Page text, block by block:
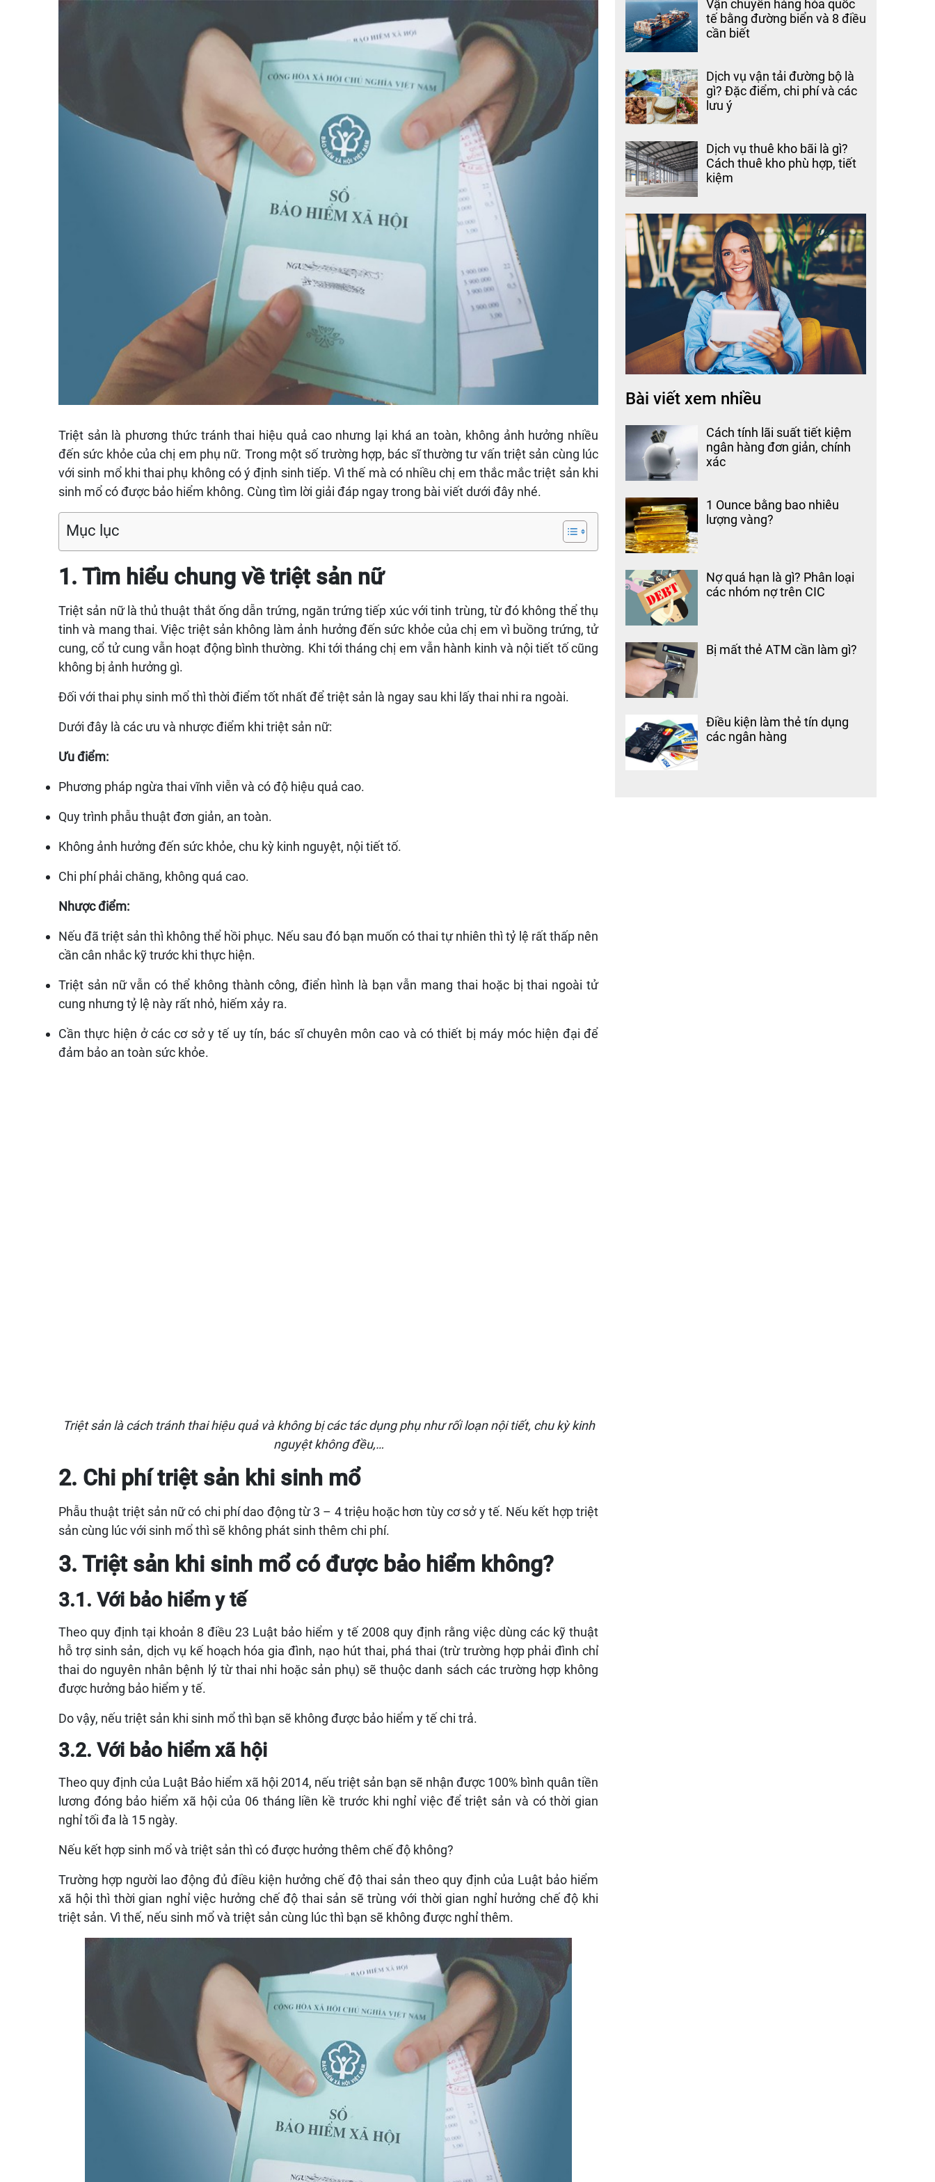
Triệt sản là phương thức tránh thai hiệu quả cao nhưng lại khá an toàn, không ảnh hưởng nhiều
đến sức khỏe của chị em phụ nữ. Trong một số trường hợp, bác sĩ thường tư vấn triệt sản cùng lúc
với sinh mổ khi thai phụ không có ý định sinh tiếp. Vì thế mà có nhiều chị em thắc mắc triệt sản khi
sinh mổ có được bảo hiểm không. Cùng tìm lời giải đáp ngay trong bài viết dưới đây nhé.
Mục lục
1. Tìm hiểu chung về triệt sản nữ
Triệt sản nữ là thủ thuật thắt ống dẫn trứng, ngăn trứng tiếp xúc với tinh trùng, từ đó không thể thụ
tinh và mang thai. Việc triệt sản không làm ảnh hưởng đến sức khỏe của chị em vì buồng trứng, tử
cung, cổ tử cung vẫn hoạt động bình thường. Khi tới tháng chị em vẫn hành kinh và nội tiết tố cũng
không bị ảnh hưởng gì.
Đối với thai phụ sinh mổ thì thời điểm tốt nhất để triệt sản là ngay sau khi lấy thai nhi ra ngoài.
Dưới đây là các ưu và nhược điểm khi triệt sản nữ:
Ưu điểm:
Phương pháp ngừa thai vĩnh viễn và có độ hiệu quả cao.
Quy trình phẫu thuật đơn giản, an toàn.
Không ảnh hưởng đến sức khỏe, chu kỳ kinh nguyệt, nội tiết tố.
Chi phí phải chăng, không quá cao.
Nhược điểm:
Nếu đã triệt sản thì không thể hồi phục. Nếu sau đó bạn muốn có thai tự nhiên thì tỷ lệ rất thấp nên
cần cân nhắc kỹ trước khi thực hiện.
Triệt sản nữ vẫn có thể không thành công, điển hình là bạn vẫn mang thai hoặc bị thai ngoài tử
cung nhưng tỷ lệ này rất nhỏ, hiếm xảy ra.
Cần thực hiện ở các cơ sở y tế uy tín, bác sĩ chuyên môn cao và có thiết bị máy móc hiện đại để
đảm bảo an toàn sức khỏe.
Triệt sản là cách tránh thai hiệu quả và không bị các tác dụng phụ như rối loạn nội tiết, chu kỳ kinh
nguyệt không đều,…
2. Chi phí triệt sản khi sinh mổ
Phẫu thuật triệt sản nữ có chi phí dao động từ 3 – 4 triệu hoặc hơn tùy cơ sở y tế. Nếu kết hợp triệt
sản cùng lúc với sinh mổ thì sẽ không phát sinh thêm chi phí.
3. Triệt sản khi sinh mổ có được bảo hiểm không?
3.1. Với bảo hiểm y tế
Theo quy định tại khoản 8 điều 23 Luật bảo hiểm y tế 2008 quy định rằng việc dùng các kỹ thuật
hỗ trợ sinh sản, dịch vụ kế hoạch hóa gia đình, nạo hút thai, phá thai (trừ trường hợp phải đình chỉ
thai do nguyên nhân bệnh lý từ thai nhi hoặc sản phụ) sẽ thuộc danh sách các trường hợp không
được hưởng bảo hiểm y tế.
Do vậy, nếu triệt sản khi sinh mổ thì bạn sẽ không được bảo hiểm y tế chi trả.
3.2. Với bảo hiểm xã hội
Theo quy định của Luật Bảo hiểm xã hội 2014, nếu triệt sản bạn sẽ nhận được 100% bình quân tiền
lương đóng bảo hiểm xã hội của 06 tháng liền kề trước khi nghỉ việc để triệt sản và có thời gian
nghỉ tối đa là 15 ngày.
Nếu kết hợp sinh mổ và triệt sản thì có được hưởng thêm chế độ không?
Trường hợp người lao động đủ điều kiện hưởng chế độ thai sản theo quy định của Luật bảo hiểm
xã hội thì thời gian nghỉ việc hưởng chế độ thai sản sẽ trùng với thời gian nghỉ hưởng chế độ khi
triệt sản. Vì thế, nếu sinh mổ và triệt sản cùng lúc thì bạn sẽ không được nghỉ thêm.
Vận chuyển hàng hóa quốc
tế bằng đường biển và 8 điều
cần biết
Dịch vụ vận tải đường bộ là
gì? Đặc điểm, chi phí và các
lưu ý
Dịch vụ thuê kho bãi là gì?
Cách thuê kho phù hợp, tiết
kiệm
Bài viết xem nhiều
Cách tính lãi suất tiết kiệm
ngân hàng đơn giản, chính
xác
1 Ounce bằng bao nhiêu
lượng vàng?
Nợ quá hạn là gì? Phân loại
các nhóm nợ trên CIC
Bị mất thẻ ATM cần làm gì?
Điều kiện làm thẻ tín dụng
các ngân hàng